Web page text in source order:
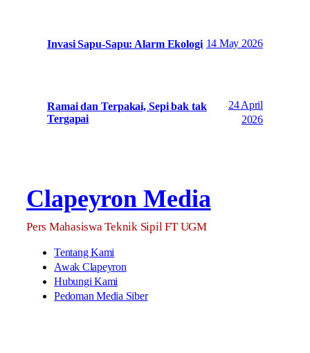
Invasi Sapu-Sapu: Alarm Ekologi 14 May 2026
Ramai dan Terpakai, Sepi bak tak
Tergapai
24 April
2026
Clapeyron Media
Pers Mahasiswa Teknik Sipil FT UGM
Tentang Kami
Awak Clapeyron
Hubungi Kami
Pedoman Media Siber